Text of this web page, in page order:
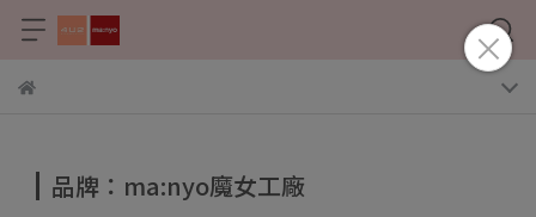
品牌：ma:nyo魔女工廠